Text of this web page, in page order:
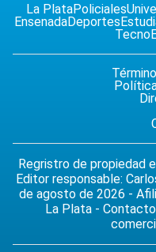
La PlataPoliciales
EnsenadaDeportes
Tecno
Regristro de propiedad
Editor responsable:
de agosto de 2026 -
La Plata -